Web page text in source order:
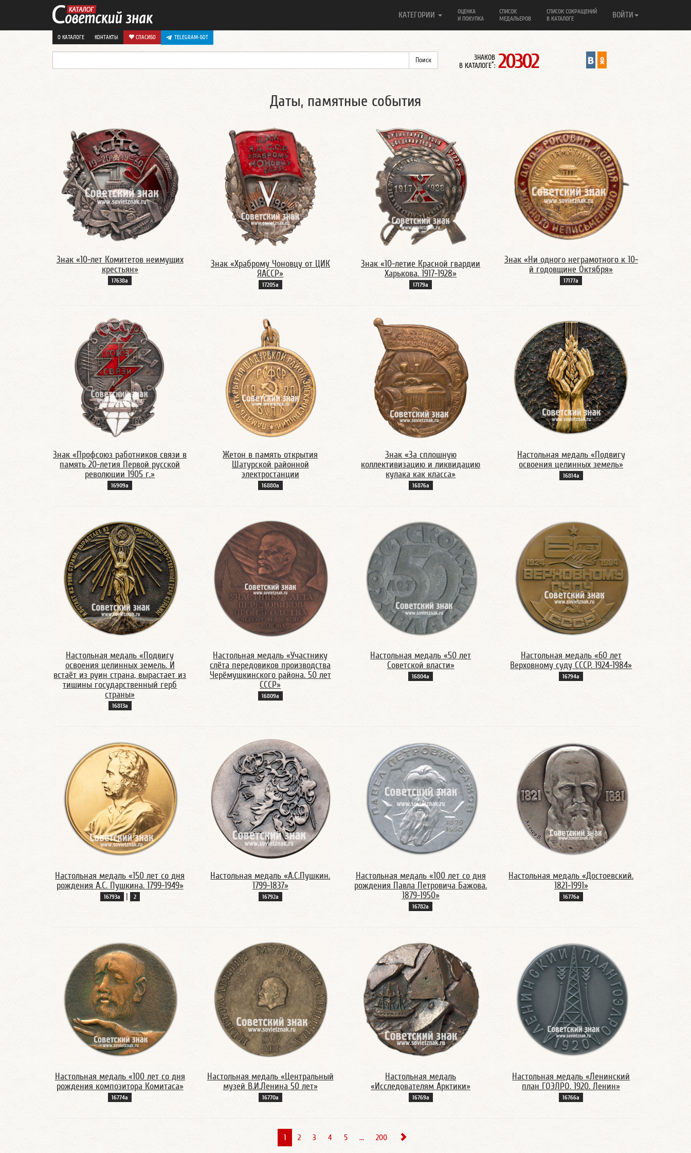
КАТЕГОРИИ
ОЦЕНКА
И ПОКУПКА
СПИСОК
МЕДАЛЬЕРОВ
СПИСОК СОКРАЩЕНИЙ
В КАТАЛОГЕ
ВОЙТИ
О КАТАЛОГЕ КОНТАКТЫ СПАСИБО TELEGRAM-БОТ
ЗНАКОВ
В КАТАЛОГЕ*: 20302
Даты, памятные события
Знак «10-лет Комитетов неимущих
крестьян»
17638а
Знак «Храброму Чоновцу от ЦИК
ЯАССР»
17205а
Знак «10-летие Красной гвардии
Харькова. 1917-1928»
17179а
Знак «Ни одного неграмотного к 10-
й годовщине Октября»
17177а
Знак «Профсоюз работников связи в
память 20-летия Первой русской
революции 1905 г.»
16909а
Жетон в память открытия
Шатурской районной
электростанции
16880а
Знак «За сплошную
коллективизацию и ликвидацию
кулака как класса»
16876а
Настольная медаль «Подвигу
освоения целинных земель»
16814а
Настольная медаль «Подвигу
освоения целинных земель. И
встаёт из руин страна, вырастает из
тишины государственный герб
страны»
16813а
Настольная медаль «Участнику
слёта передовиков производства
Черёмушкинского района. 50 лет
СССР»
16809а
Настольная медаль «50 лет
Советской власти»
16804а
Настольная медаль «60 лет
Верховному суду СССР. 1924-1984»
16794а
Настольная медаль «150 лет со дня
рождения А.С. Пушкина. 1799-1949»
16793а | 2
Настольная медаль «А.С.Пушкин.
1799-1837»
16792а
Настольная медаль «100 лет со дня
рождения Павла Петровича Бажова.
1879-1950»
16782а
Настольная медаль «Достоевский.
1821-1991»
16776а
Настольная медаль «100 лет со дня
рождения композитора Комитаса»
16774а
Настольная медаль «Центральный
музей В.И.Ленина 50 лет»
16770а
Настольная медаль
«Исследователям Арктики»
16769а
Настольная медаль «Ленинский
план ГОЭЛРО. 1920. Ленин»
16766а
1 2 3 4 5 ... 200